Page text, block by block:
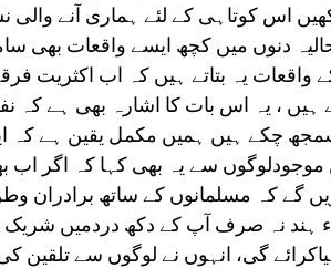
اس کوتاہی کے لئے ہماری آنے
دنوں میں کچھ ایسے واقعات بھی
یہ بتاتے ہیں کہ اب اکثریت
ہیں ، یہ اس بات کا اشارہ بھی ہے
چکے ہیں ہمیں مکمل یقین ہے کہ
موجودلوگوں سے یہ بھی کہا کہ اگر
کہ مسلمانوں کے ساتھ برادران وطن
ہند نہ صرف آپ کے دکھ دردمیں
گی، انہوں نے لوگوں سے تلقین